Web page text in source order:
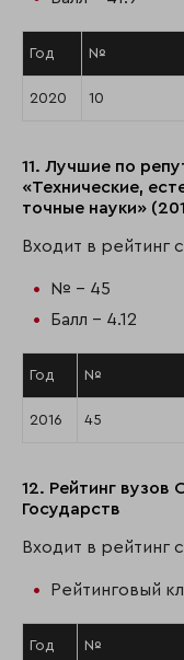
Год №
2020 10
11. Лучшие по
«Технические,
точные науки»
Входит в рейтинг
№ - 45
Балл - 4.12
Год №
2016 45
12. Рейтинг
Государств
Входит в рейтинг
Рейтинговый
Год №